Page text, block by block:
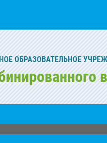
ОБРАЗОВАТЕЛЬНОЕ